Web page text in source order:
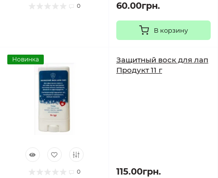
0 60.00грн.
В корзину
Новинка
0
Защитный воск для лап
Продукт 11 г
115.00грн.